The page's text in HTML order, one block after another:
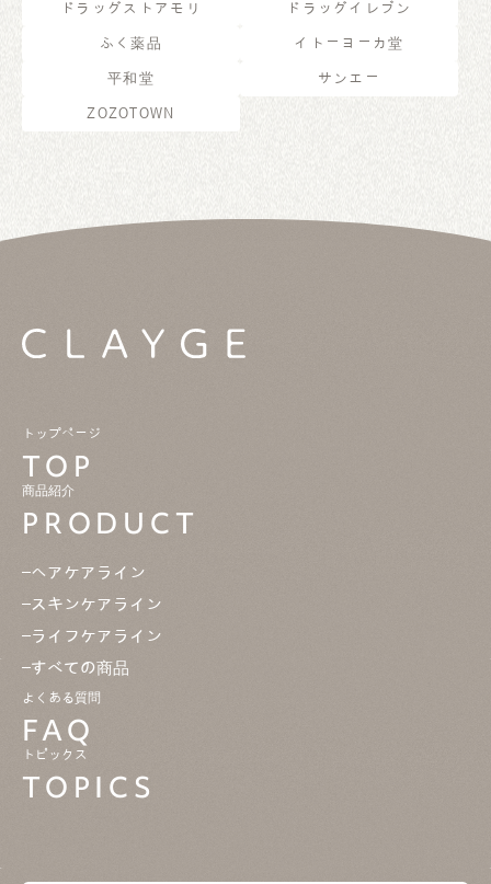
ドラッグストアモリ ドラッグイレブン
ふく薬品 イトーヨーカ堂
平和堂 サンエー
ZOZOTOWN
トップページ
TOP
商品紹介
PRODUCT
ヘアケアライン
スキンケアライン
ライフケアライン
すべての商品
よくある質問
FAQ
トピックス
TOPICS